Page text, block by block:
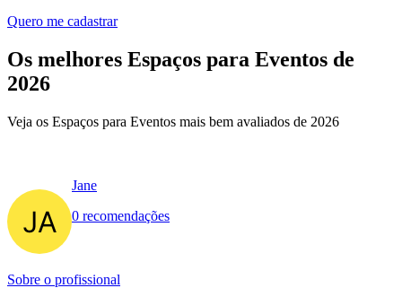
Quero me cadastrar
Os melhores Espaços para Eventos de
2026
Veja os Espaços para Eventos mais bem avaliados de 2026
Jane
0 recomendações
Sobre o profissional